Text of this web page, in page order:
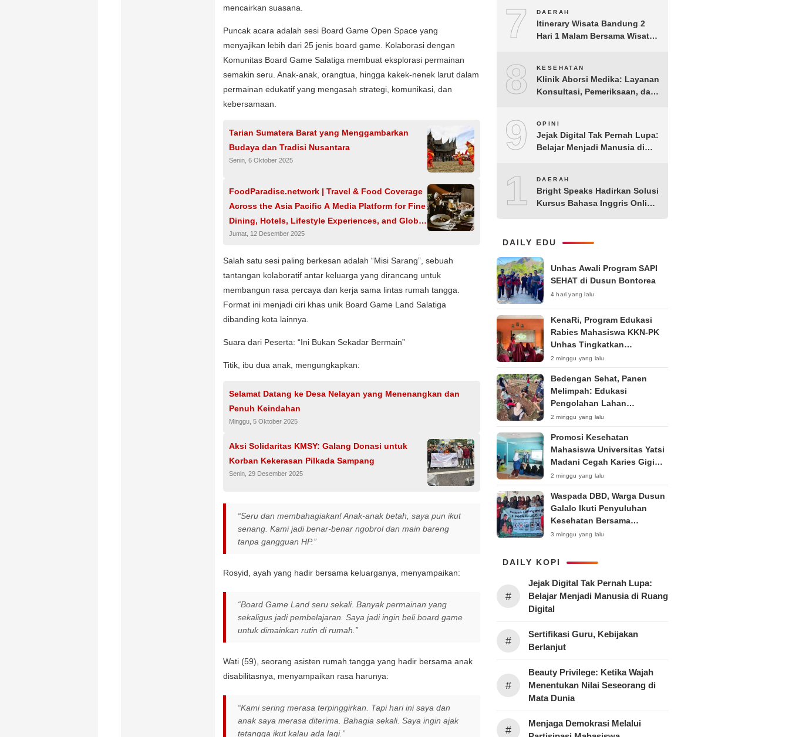
mencairkan suasana.
Puncak acara adalah sesi Board Game Open Space yang
menyajikan lebih dari 25 jenis board game. Kolaborasi dengan
Komunitas Board Game Salatiga membuat eksplorasi permainan
semakin seru. Anak-anak, orangtua, hingga kakek-nenek larut dalam
permainan edukatif yang mengasah strategi, komunikasi, dan
kebersamaan.
Tarian Sumatera Barat yang Menggambarkan
Budaya dan Tradisi Nusantara
Senin, 6 Oktober 2025
FoodParadise.network | Travel & Food Coverage
Across the Asia Pacific A Media Platform for Fine
Dining, Hotels, Lifestyle Experiences, and Global
APAC Travel Culture
Jumat, 12 Desember 2025
Salah satu sesi paling berkesan adalah “Misi Sarang”, sebuah
tantangan kolaboratif antar keluarga yang dirancang untuk
membangun rasa percaya dan kerja sama lintas rumah tangga.
Format ini menjadi ciri khas unik Board Game Land Salatiga
dibanding kota lainnya.
Suara dari Peserta: “Ini Bukan Sekadar Bermain”
Titik, ibu dua anak, mengungkapkan:
Selamat Datang ke Desa Nelayan yang Menenangkan dan
Penuh Keindahan
Minggu, 5 Oktober 2025
Aksi Solidaritas KMSY: Galang Donasi untuk
Korban Kekerasan Pilkada Sampang
Senin, 29 Desember 2025
“Seru dan membahagiakan! Anak-anak betah, saya pun ikut
senang. Kami jadi benar-benar ngobrol dan main bareng
tanpa gangguan HP.”
Rosyid, ayah yang hadir bersama keluarganya, menyampaikan:
“Board Game Land seru sekali. Banyak permainan yang
sekaligus jadi pembelajaran. Saya jadi ingin beli board game
untuk dimainkan rutin di rumah.”
Wati (59), seorang asisten rumah tangga yang hadir bersama anak
disabilitasnya, menyampaikan rasa harunya:
“Kami sering merasa terpinggirkan. Tapi hari ini saya dan
anak saya merasa diterima. Bahagia sekali. Saya ingin ajak
tetangga ikut kalau ada lagi.”
7 DAERAH
Itinerary Wisata Bandung 2
Hari 1 Malam Bersama Wisata
8 KESEHATAN
Klinik Aborsi Medika: Layanan
Konsultasi, Pemeriksaan, dan
9 OPINI
Jejak Digital Tak Pernah Lupa:
Belajar Menjadi Manusia di
10DAERAH
Bright Speaks Hadirkan Solusi
Kursus Bahasa Inggris Online
Bicara
DAILY EDU
Unhas Awali Program SAPI
SEHAT di Dusun Bontorea
4 hari yang lalu
KenaRi, Program Edukasi
Rabies Mahasiswa KKN-PK
Unhas Tingkatkan
Kesadaran Siswa SD Negeri 4
Maccorawalie
2 minggu yang lalu
Bedengan Sehat, Panen
Melimpah: Edukasi
Pengolahan Lahan
Bedengan Organik bagi KWT
dan Ibu PKK RT 04 RW 01
Kelurahan Pakintelan
2 minggu yang lalu
Promosi Kesehatan
Mahasiswa Universitas Yatsi
Madani Cegah Karies Gigi
Anak
2 minggu yang lalu
Waspada DBD, Warga Dusun
Galalo Ikuti Penyuluhan
Kesehatan Bersama
Mahasiswa Pemberdayaan
Surabaya 2026
3 minggu yang lalu
DAILY KOPI
#
Jejak Digital Tak Pernah Lupa:
Belajar Menjadi Manusia di Ruang
Digital
#
Sertifikasi Guru, Kebijakan
Berlanjut
#
Beauty Privilege: Ketika Wajah
Menentukan Nilai Seseorang di
Mata Dunia
#
Menjaga Demokrasi Melalui